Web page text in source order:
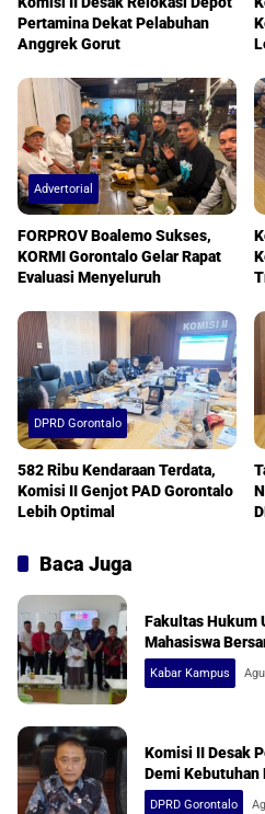
Pertamina Dekat Pelabuhan
Anggrek Gorut
Advertorial
FORPROV Boalemo Sukses,
KORMI Gorontalo Gelar Rapat
Evaluasi Menyeluruh
DPRD Gorontalo
582 Ribu Kendaraan Terdata,
Komisi II Genjot PAD Gorontalo
Lebih Optimal
Baca Juga
Fakultas Hukum
Mahasiswa
Kabar Kampus
Komisi II Desak
Demi Kebutuhan
DPRD Gorontalo